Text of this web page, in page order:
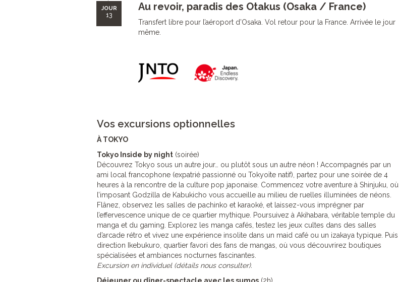
JOUR
13
Au revoir, paradis des Otakus (Osaka / France)
Transfert libre pour l’aéroport d’Osaka. Vol retour pour la France. Arrivée le jour
même.
Vos excursions optionnelles
À TOKYO
Tokyo Inside by night (soirée)
Découvrez Tokyo sous un autre jour… ou plutôt sous un autre néon ! Accompagnés par un
ami local francophone (expatrié passionné ou Tokyoïte natif), partez pour une soirée de 4
heures à la rencontre de la culture pop japonaise. Commencez votre aventure à Shinjuku, où
l’imposant Godzilla de Kabukicho vous accueille au milieu de ruelles illuminées de néons.
Flânez, observez les salles de pachinko et karaoké, et laissez-vous imprégner par
l’effervescence unique de ce quartier mythique. Poursuivez à Akihabara, véritable temple du
manga et du gaming. Explorez les manga cafés, testez les jeux cultes dans des salles
d’arcade rétro et vivez une expérience insolite dans un maid café ou un izakaya typique. Puis
direction Ikebukuro, quartier favori des fans de mangas, où vous découvrirez boutiques
spécialisées et ambiances nocturnes fascinantes.
Excursion en individuel (détails nous consulter).